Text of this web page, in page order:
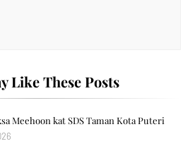
Like These Posts
Meehoon kat SDS Taman Kota Puteri